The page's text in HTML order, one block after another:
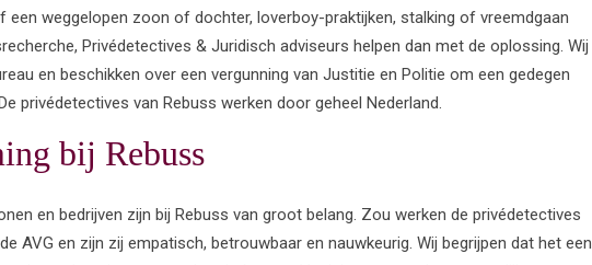
een weggelopen zoon of dochter, loverboy-praktijken, stalking of vreemdgaan
Privédetectives & Juridisch adviseurs helpen dan met de oplossing. Wij
en beschikken over een vergunning van Justitie en Politie om een gedegen
privédetectives van Rebuss werken door geheel Nederland.
bij Rebuss
en bedrijven zijn bij Rebuss van groot belang. Zou werken de privédetectives
AVG en zijn zij empatisch, betrouwbaar en nauwkeurig. Wij begrijpen dat het een